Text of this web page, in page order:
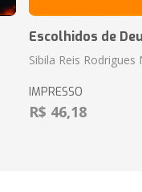
Escolhidos de
Sibila Reis
IMPRESSO
R$ 46,18